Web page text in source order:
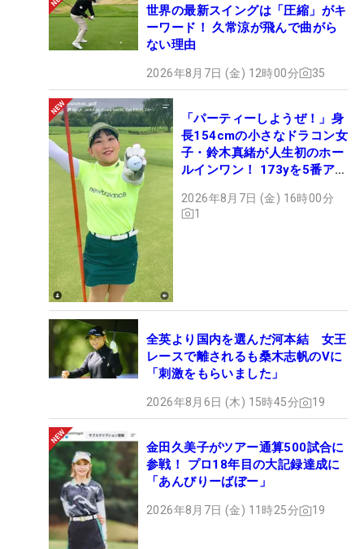
世界の最新スイングは「圧縮」がキ
ーワード！ 久常涼が飛んで曲がら
ない理由
2026年8月7日 (金) 12時00分 35
「パーティーしようぜ！」身
長154cmの小さなドラコン女
子・鈴木真緒が人生初のホー
ルインワン！ 173yを5番アイ
2026年8月7日 (金) 16時00分
1
全英より国内を選んだ河本結 女王
レースで離されるも桑木志帆のVに
「刺激をもらいました」
2026年8月6日 (木) 15時45分 19
金田久美子がツアー通算500試合に
参戦！ プロ18年目の大記録達成に
「あんびりーばぼー」
2026年8月7日 (金) 11時25分 19